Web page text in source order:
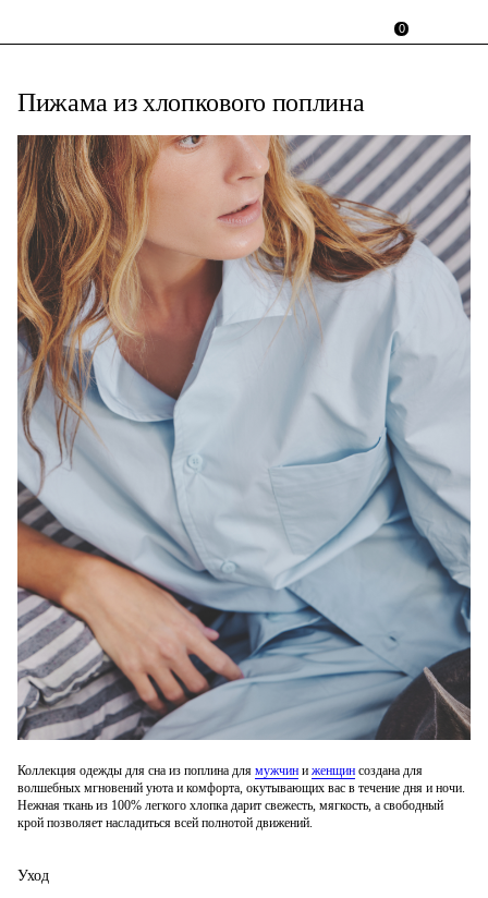
0
Пижама из хлопкового поплина
Коллекция одежды для сна из поплина для мужчин и женщин создана для
волшебных мгновений уюта и комфорта, окутывающих вас в течение дня и ночи.
Нежная ткань из 100% легкого хлопка дарит свежесть, мягкость, а свободный
крой позволяет насладиться всей полнотой движений.
Уход